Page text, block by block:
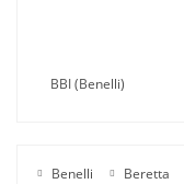
BBI (Benelli)
Benelli Beretta